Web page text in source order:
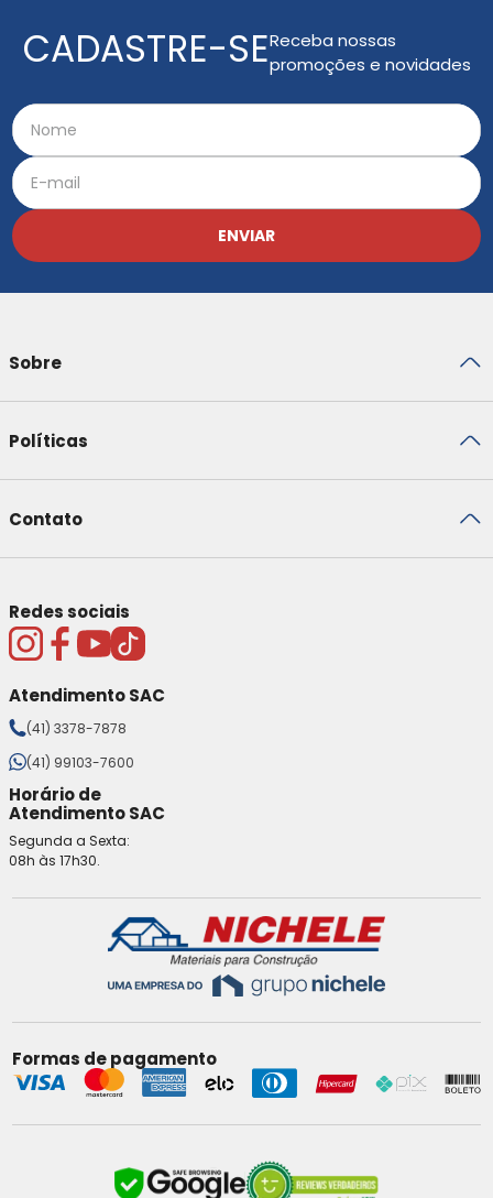
CADASTRE-SEReceba nossas
promoções e novidades
ENVIAR
Sobre
Políticas
Contato
Redes sociais
Atendimento SAC
(41) 3378-7878
(41) 99103-7600
Horário de
Atendimento SAC
Segunda a Sexta:
08h às 17h30.
Formas de pagamento